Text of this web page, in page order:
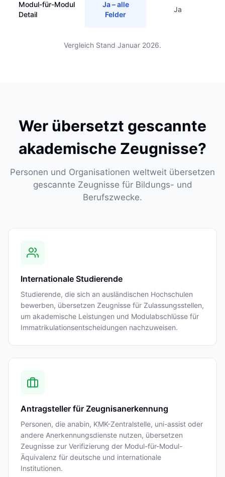
Modul-für-Modul
Detail
Ja – alle
Felder
Ja
Vergleich Stand Januar 2026.
Wer übersetzt gescannte
akademische Zeugnisse?
Personen und Organisationen weltweit übersetzen
gescannte Zeugnisse für Bildungs- und
Berufszwecke.
Internationale Studierende
Studierende, die sich an ausländischen Hochschulen
bewerben, übersetzen Zeugnisse für Zulassungsstellen,
um akademische Leistungen und Modulabschlüsse für
Immatrikulationsentscheidungen nachzuweisen.
Antragsteller für Zeugnisanerkennung
Personen, die anabin, KMK-Zentralstelle, uni-assist oder
andere Anerkennungsdienste nutzen, übersetzen
Zeugnisse zur Verifizierung der Modul-für-Modul-
Äquivalenz für deutsche und internationale
Institutionen.